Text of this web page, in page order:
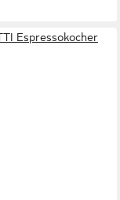
Espressokocher